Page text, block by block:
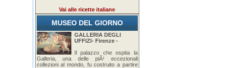
Vai alle ricette italiane
MUSEO DEL GIORNO
GALLERIA DEGLI
UFFIZI- Firenze -
Il palazzo che ospita la
Galleria, una delle piÃ¹ eccezionali
collezioni al mondo, fu costruito a partire